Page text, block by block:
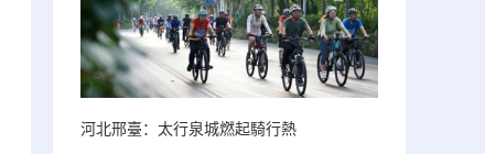
河北邢臺：太行泉城燃起騎行熱